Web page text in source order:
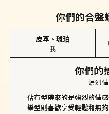
你們的合盤
皮革、琥珀
我
你們的
濃烈
佔有型帶來的是強烈的情
樂型則喜歡享受輕鬆和無